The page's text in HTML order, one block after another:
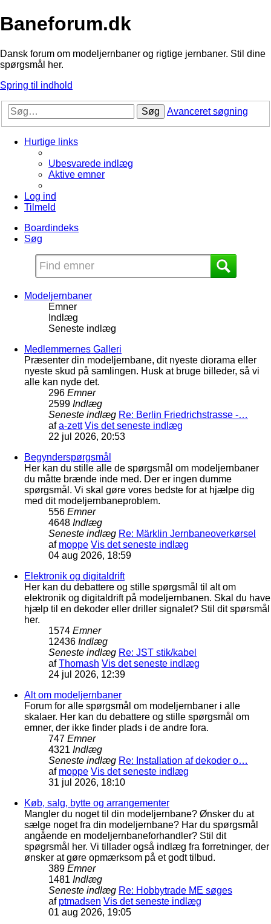
Baneforum.dk
Dansk forum om modeljernbaner og rigtige jernbaner. Stil dine
spørgsmål her.
Spring til indhold
Søg Avanceret søgning
Hurtige links
Ubesvarede indlæg
Aktive emner
Log ind
Tilmeld
Boardindeks
Søg
Modeljernbaner
Emner
Indlæg
Seneste indlæg
Medlemmernes Galleri
Præsenter din modeljernbane, dit nyeste diorama eller
nyeste skud på samlingen. Husk at bruge billeder, så vi
alle kan nyde det.
296 Emner
2599 Indlæg
Seneste indlæg Re: Berlin Friedrichstrasse -…
afa-zett Vis det seneste indlæg
22 jul 2026, 20:53
Begynderspørgsmål
Her kan du stille alle de spørgsmål om modeljernbaner
du måtte brænde inde med. Der er ingen dumme
spørgsmål. Vi skal gøre vores bedste for at hjælpe dig
med dit modeljernbaneproblem.
556 Emner
4648 Indlæg
Seneste indlæg Re: Märklin Jernbaneoverkørsel
af moppe Vis det seneste indlæg
04 aug 2026, 18:59
Elektronik og digitaldrift
Her kan du debattere og stille spørgsmål til alt om
elektronik og digitaldrift på modeljernbanen. Skal du have
hjælp til en dekoder eller driller signalet? Stil dit spørsmål
her.
1574 Emner
12436 Indlæg
Seneste indlæg Re: JST stik/kabel
afThomash Vis det seneste indlæg
24 jul 2026, 12:39
Alt om modeljernbaner
Forum for alle spørgsmål om modeljernbaner i alle
skalaer. Her kan du debattere og stille spørgsmål om
emner, der ikke finder plads i de andre fora.
747 Emner
4321 Indlæg
Seneste indlæg Re: Installation af dekoder o…
af moppe Vis det seneste indlæg
31 jul 2026, 18:10
Køb, salg, bytte og arrangementer
Mangler du noget til din modeljernbane? Ønsker du at
sælge noget fra din modeljernbane? Har du spørgsmål
angående en modeljernbaneforhandler? Stil dit
spøgrsmål her. Vi tillader også indlæg fra forretninger, der
ønsker at gøre opmærksom på et godt tilbud.
389 Emner
1481 Indlæg
Seneste indlæg Re: Hobbytrade ME søges
af ptmadsen Vis det seneste indlæg
01 aug 2026, 19:05